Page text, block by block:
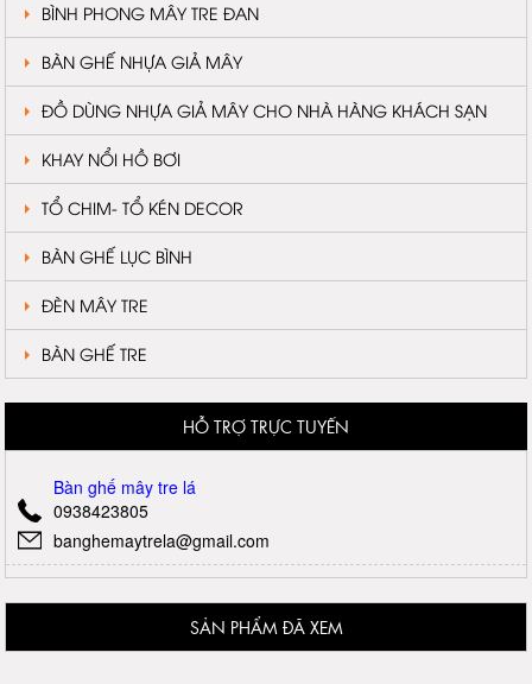
BÌNH PHONG MÂY TRE ĐAN
BÀN GHẾ NHỰA GIẢ MÂY
ĐỒ DÙNG NHỰA GIẢ MÂY CHO NHÀ HÀNG KHÁCH SẠN
KHAY NỔI HỒ BƠI
TỔ CHIM- TỔ KÉN DECOR
BÀN GHẾ LỤC BÌNH
ĐÈN MÂY TRE
BÀN GHẾ TRE
HỖ TRỢ TRỰC TUYẾN
Bàn ghế mây tre lá
0938423805
banghemaytrela@gmail.com
SẢN PHẨM ĐÃ XEM